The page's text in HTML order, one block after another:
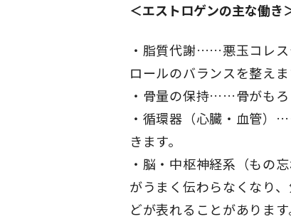
＜エストロゲンの主な働き
脂質代謝……悪玉コレス
ロールのバランスを整えま
骨量の保持……骨がもろ
循環器（心臓・血管）
きます。
脳・中枢神経系（もの
がうまく伝わらなくなり
どが表れることがありま